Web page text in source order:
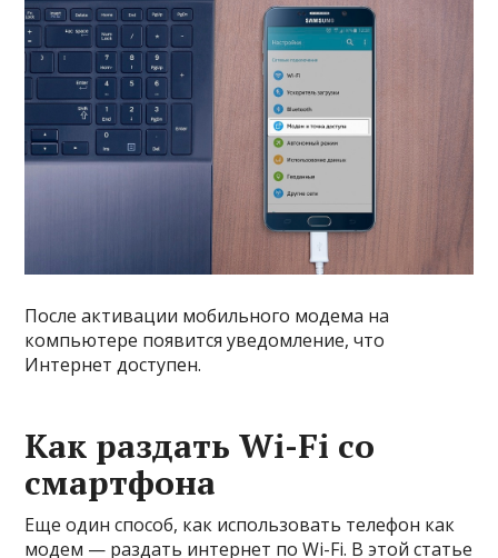
После активации мобильного модема на
компьютере появится уведомление, что
Интернет доступен.
Как раздать Wi-Fi со
смартфона
Еще один способ, как использовать телефон как
модем — раздать интернет по Wi-Fi. В этой статье